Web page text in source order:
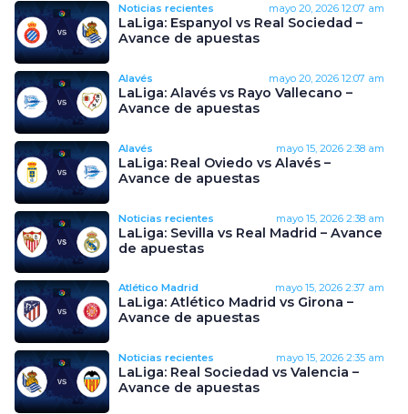
Noticias recientes mayo 20, 2026 12:07 am
LaLiga: Espanyol vs Real Sociedad –
Avance de apuestas
Alavés mayo 20, 2026 12:07 am
LaLiga: Alavés vs Rayo Vallecano –
Avance de apuestas
Alavés mayo 15, 2026 2:38 am
LaLiga: Real Oviedo vs Alavés –
Avance de apuestas
Noticias recientes mayo 15, 2026 2:38 am
LaLiga: Sevilla vs Real Madrid – Avance
de apuestas
Atlético Madrid mayo 15, 2026 2:37 am
LaLiga: Atlético Madrid vs Girona –
Avance de apuestas
Noticias recientes mayo 15, 2026 2:35 am
LaLiga: Real Sociedad vs Valencia –
Avance de apuestas